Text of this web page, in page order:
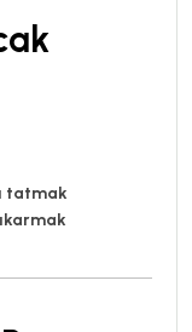
tatmak